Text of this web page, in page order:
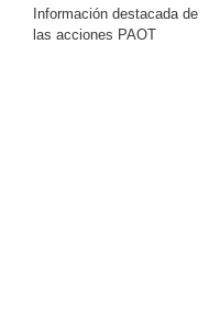
Información destacada de
las acciones PAOT